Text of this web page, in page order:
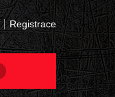
Registrace